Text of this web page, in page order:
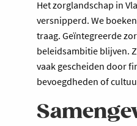
Het zorglandschap in
versnipperd. We
traag. Geïntegreerde
beleidsambitie blijven.
vaak gescheiden door
bevoegdheden of